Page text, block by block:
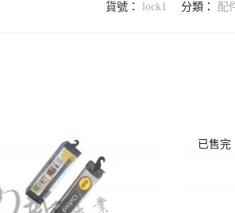
貨號： lock1 分類： 配